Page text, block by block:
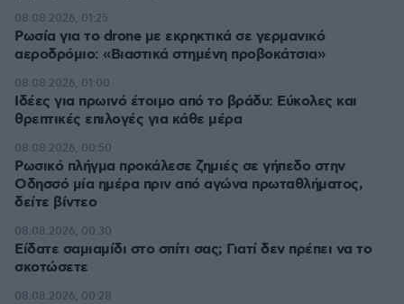
Ρωσία για το drone με εκρηκτικά σε γερμανικό
αεροδρόμιο: «Βιαστικά στημένη προβοκάτσια»
08.08.2026, 01:25
Ιδέες για πρωινό έτοιμο από το βράδυ: Εύκολες και
θρεπτικές επιλογές για κάθε μέρα
08.08.2026, 01:00
Ρωσικό πλήγμα προκάλεσε ζημιές σε γήπεδο στην
Οδησσό μία ημέρα πριν από αγώνα πρωταθλήματος,
δείτε βίντεο
08.08.2026, 00:50
Είδατε σαμιαμίδι στο σπίτι σας; Γιατί δεν πρέπει να το
σκοτώσετε
08.08.2026, 00:30
08.08.2026, 00:28